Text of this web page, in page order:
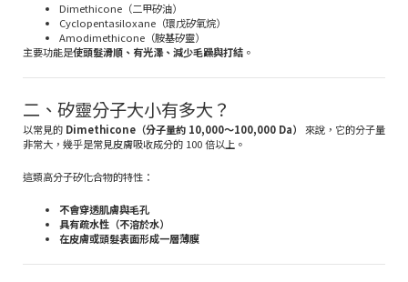
Dimethicone（二甲矽油）
Cyclopentasiloxane（環戊矽氧烷）
Amodimethicone（胺基矽靈）
主要功能是使頭髮滑順、有光澤、減少毛躁與打結 。
二、矽靈分子大小有多大？
以常見的 Dimethicone（分子量約 10,000～100,000 Da）
來說，它的分子量
非常大，幾乎是常見皮膚吸收成分的 100 倍以上。
這類高分子矽化合物的特性：
不會穿透肌膚與毛孔
具有疏水性（不溶於水）
在皮膚或頭髮表面形成一層薄膜